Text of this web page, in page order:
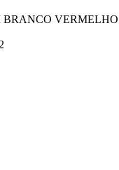
BRANCO VERMELHO